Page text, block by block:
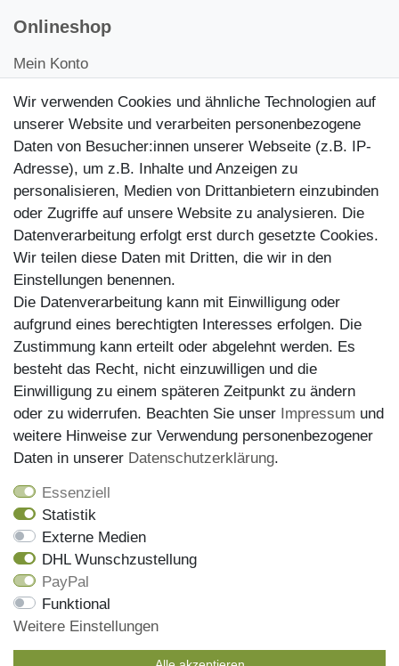
Onlineshop
Mein Konto
Kontakt
Kundenretouren
Reparaturservice
Zahlungsarten
Versand
Wir haben alle Artikel auf Lager und liefern mit unserem
Versandpartner DHL
Bestellungen die bis 13 Uhr eingehen, werden noch am
gleichen Tag versendet, die Sendungsnummer erhalen Sie
Wir verwenden Cookies und ähnliche Technologien auf
unserer Website und verarbeiten personenbezogene
Daten von Besucher:innen unserer Webseite (z.B. IP-
Adresse), um z.B. Inhalte und Anzeigen zu
personalisieren, Medien von Drittanbietern einzubinden
oder Zugriffe auf unsere Website zu analysieren. Die
Datenverarbeitung erfolgt erst durch gesetzte Cookies.
Wir teilen diese Daten mit Dritten, die wir in den
Einstellungen benennen.
Die Datenverarbeitung kann mit Einwilligung oder
aufgrund eines berechtigten Interesses erfolgen. Die
Zustimmung kann erteilt oder abgelehnt werden. Es
besteht das Recht, nicht einzuwilligen und die
Einwilligung zu einem späteren Zeitpunkt zu ändern
oder zu widerrufen. Beachten Sie unser Impressum und
weitere Hinweise zur Verwendung personenbezogener
Daten in unserer Daten­schutz­erklärung.
Essenziell
Statistik
Externe Medien
DHL Wunschzustellung
PayPal
Funktional
Weitere Einstellungen